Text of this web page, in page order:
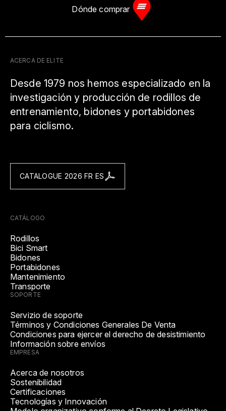
Dónde comprar
ACERCA DE ELITE
Desde 1979 nos hemos especializado en la
investigación y producción de rodillos de
entrenamiento, bidones y portabidones
para ciclismo.
CATALOGUE 2026 FR ES
CATÁLOGO
Rodillos
Bici Smart
Bidones
Portabidones
Mantenimiento
Transporte
SOPORTE
Servizio de soporte
Términos y Condiciones Generales De Venta
Condiciones para ejercer el derecho de desistimiento
Información sobre envíos
EMPRESA
Acerca de nosotros
Sostenibilidad
Certificaciones
Tecnologías y Innovación